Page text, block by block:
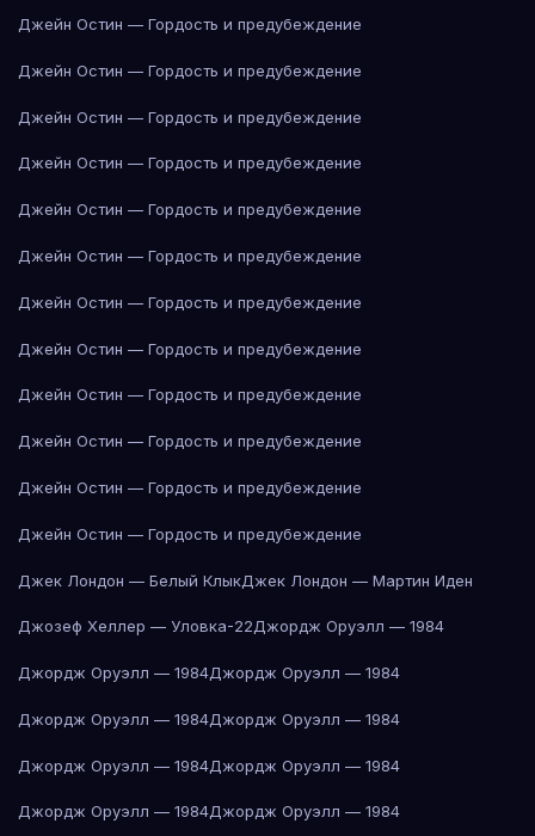
Джейн Остин — Гордость и предубеждение
Джейн Остин — Гордость и предубеждение
Джейн Остин — Гордость и предубеждение
Джейн Остин — Гордость и предубеждение
Джейн Остин — Гордость и предубеждение
Джейн Остин — Гордость и предубеждение
Джейн Остин — Гордость и предубеждение
Джейн Остин — Гордость и предубеждение
Джейн Остин — Гордость и предубеждение
Джейн Остин — Гордость и предубеждение
Джейн Остин — Гордость и предубеждение
Джейн Остин — Гордость и предубеждение
Джек Лондон — Белый КлыкДжек Лондон — Мартин Иден
Джозеф Хеллер — Уловка-22Джордж Оруэлл — 1984
Джордж Оруэлл — 1984Джордж Оруэлл — 1984
Джордж Оруэлл — 1984Джордж Оруэлл — 1984
Джордж Оруэлл — 1984Джордж Оруэлл — 1984
Джордж Оруэлл — 1984Джордж Оруэлл — 1984